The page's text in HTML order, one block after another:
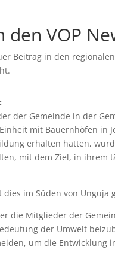
den VOP
Beitrag in den
der Gemeinde in der
mit Bauernhöfen in
erhalten hatten,
mit dem Ziel, in ihrem
im Süden von Unguja
die Mitglieder der
der Umwelt
um die Entwicklung